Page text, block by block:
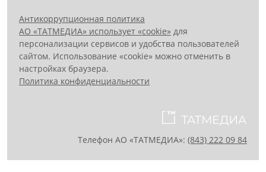
Антикоррупционная политика
АО «ТАТМЕДИА» использует «cookie» для
персонализации сервисов и удобства пользователей
сайтом. Использование «cookie» можно отменить в
настройках браузера.
Политика конфиденциальности
Телефон АО «ТАТМЕДИА»: (843) 222 09 84